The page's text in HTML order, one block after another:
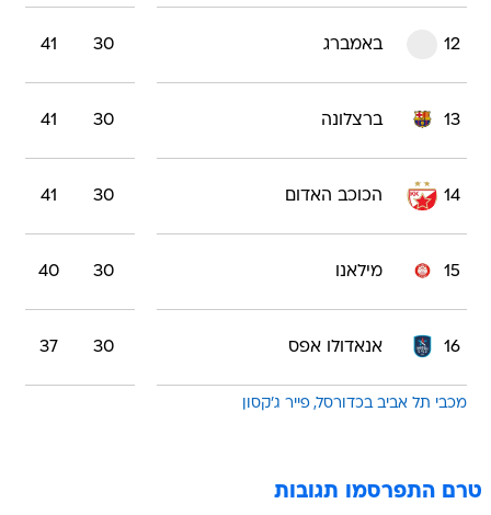
12 באמברג 30
41
13 ברצלונה 30
41
14 הכוכב האדום 30
41
15 מילאנו 30
40
16 אנאדולו אפס 30
37
מכבי תל אביב בכדורסל פייר ג'קסון
טרם התפרסמו תגובות